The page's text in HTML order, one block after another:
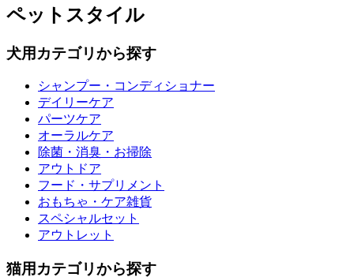
ペットスタイル
犬用カテゴリから探す
シャンプー・コンディショナー
デイリーケア
パーツケア
オーラルケア
除菌・消臭・お掃除
アウトドア
フード・サプリメント
おもちゃ・ケア雑貨
スペシャルセット
アウトレット
猫用カテゴリから探す